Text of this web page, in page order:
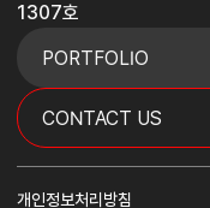
1307호
PORTFOLIO
CONTACT US
개인정보처리방침